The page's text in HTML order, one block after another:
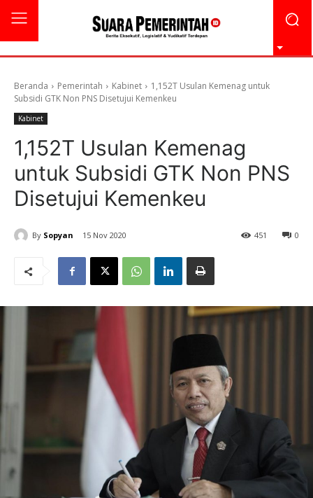
Beranda Pemerintah Kabinet
1,152T Usulan Kemenag untuk
Subsidi GTK Non PNS Disetujui Kemenkeu
Kabinet
1,152T Usulan Kemenag
untuk Subsidi GTK Non PNS
Disetujui Kemenkeu
By Sopyan 15 Nov 2020 0
451